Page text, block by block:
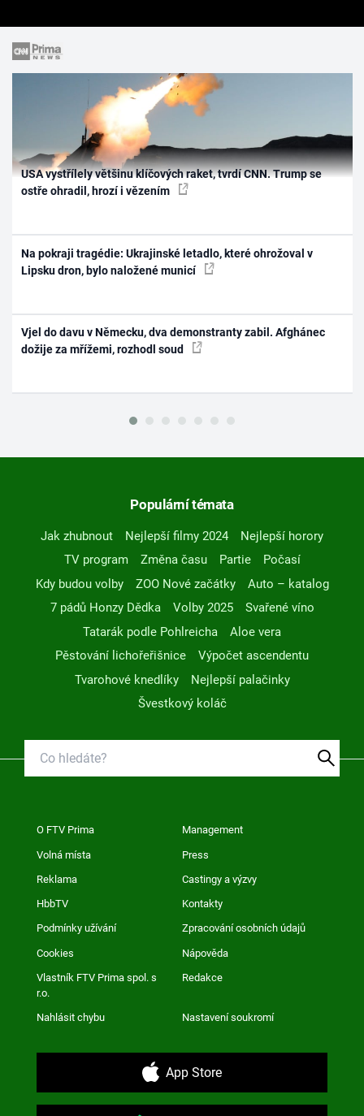
USA vystřílely většinu klíčových raket, tvrdí CNN. Trump se
ostře ohradil, hrozí i vězením
Na pokraji tragédie: Ukrajinské letadlo, které ohrožoval v
Lipsku dron, bylo naložené municí
Vjel do davu v Německu, dva demonstranty zabil. Afghánec
dožije za mřížemi, rozhodl soud
Populární témata
Jak zhubnout Nejlepší filmy 2024
Nejlepší horory
TV program
Změna času Partie
Počasí
Kdy budou volby
ZOO Nové začátky
Auto – katalog
7 pádů Honzy Dědka
Volby 2025
Svařené víno
Tatarák podle Pohlreicha
Aloe vera
Pěstování lichořeřišnice
Výpočet ascendentu
Tvarohové knedlíky
Nejlepší palačinky
Švestkový koláč
O FTV Prima Management
Volná místa Press
Reklama Castingy a výzvy
HbbTV Kontakty
Podmínky užívání Zpracování osobních údajů
Cookies Nápověda
Vlastník FTV Prima spol. s
r.o.
Redakce
Nahlásit chybu Nastavení soukromí
App Store